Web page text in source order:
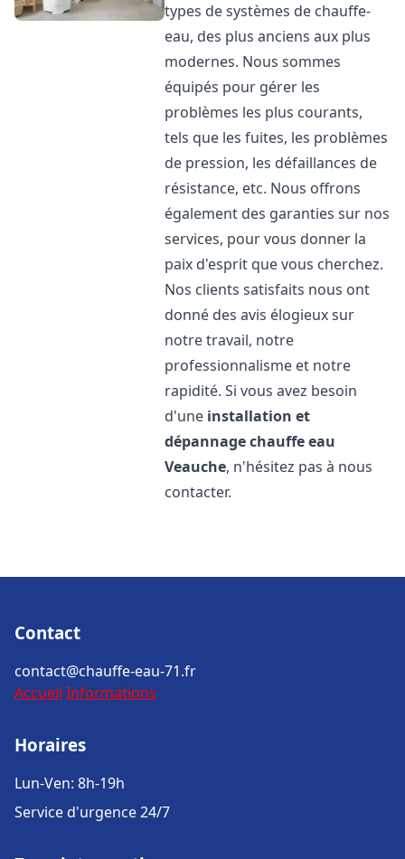
types de systèmes de chauffe-
eau, des plus anciens aux plus
modernes. Nous sommes
équipés pour gérer les
problèmes les plus courants,
tels que les fuites, les problèmes
de pression, les défaillances de
résistance, etc. Nous offrons
également des garanties sur nos
services, pour vous donner la
paix d'esprit que vous cherchez.
Nos clients satisfaits nous ont
donné des avis élogieux sur
notre travail, notre
professionnalisme et notre
rapidité. Si vous avez besoin
d'une installation et
dépannage chauffe eau
Veauche, n'hésitez pas à nous
contacter.
Contact
contact@chauffe-eau-71.fr
Accueil Informations
Horaires
Lun-Ven: 8h-19h
Service d'urgence 24/7